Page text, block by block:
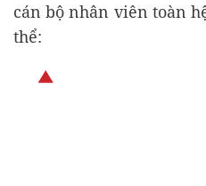
cán bộ nhân viên toàn
thể: